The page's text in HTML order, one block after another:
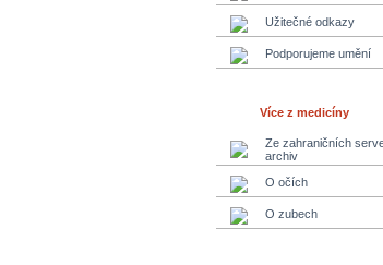
Užitečné odkazy
Podporujeme umění
Více z medicíny
Ze zahraničních
archiv
O očích
O zubech